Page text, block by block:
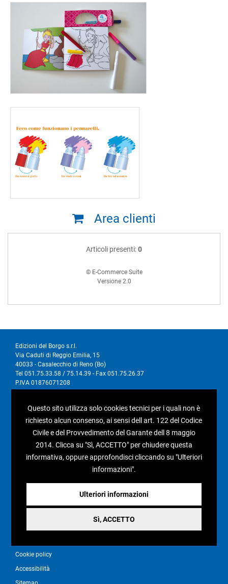
Area clienti
Articoli presenti:0
© E-Commerce Suite
Versione 2.0
Edizioni del Borgo s.r.l.
Via Caduti di Reggio Emilia, 15
40033 - Casalecchio di Reno (Bo)
Tel 051.75.33.58 / 75.14.39 - Fax 051.75.26.37
P.IVA 01876071208
I nostri social
Condizioni generali di vendita
Recesso
Cookie policy
Accessibilità
Questo sito utilizza solo cookies tecnici per i quali non è
richiesto alcun consenso, ai sensi dell art. 122 del Codice
Civile e del Provvedimento del Garante dell 8 maggio
2014. Clicca su "Sì, ACCETTO" per chiudere questa
informativa, oppure approfondisci cliccando su "Ulteriori
informazioni".
Ulteriori informazioni
Sì, ACCETTO